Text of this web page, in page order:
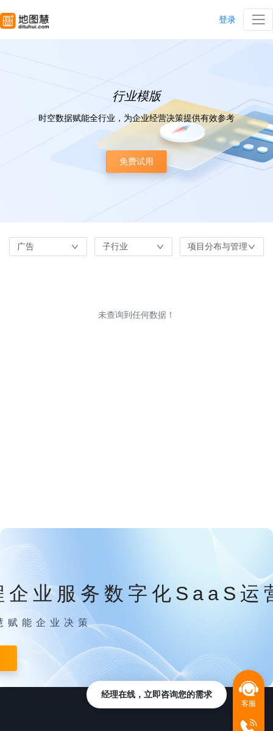
登录
行业模版
时空数据赋能全行业，为企业经营决策提供有效参考
免费试用
广告 子行业 项目分布与管理
未查询到任何数据！
企业服务数字化SaaS运
赋能企业决策
客服
经理在线，立即咨询您的需求